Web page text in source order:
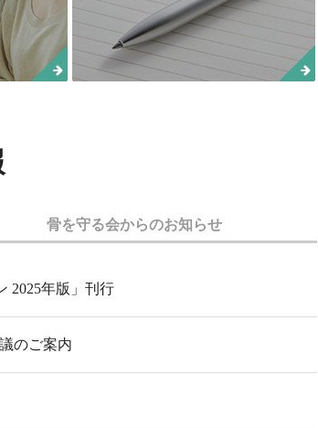
骨を守る会からのお知らせ
2025年版」刊行
のご案内